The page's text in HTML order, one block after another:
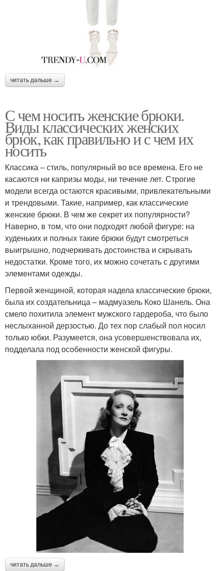
читать дальше →
С чем носить женские брюки.
Виды классических женских
брюк, как правильно и с чем их
носить
Классика – стиль, популярный во все времена. Его не
касаются ни капризы моды, ни течение лет. Строгие
модели всегда остаются красивыми, привлекательными
и трендовыми. Такие, например, как классические
женские брюки. В чем же секрет их популярности?
Наверно, в том, что они подходят любой фигуре: на
худеньких и полных такие брюки будут смотреться
выигрышно, подчеркивать достоинства и скрывать
недостатки. Кроме того, их можно сочетать с другими
элементами одежды.
Первой женщиной, которая надела классические брюки,
была их создательница – мадмуазель Коко Шанель. Она
смело похитила элемент мужского гардероба, что было
неслыханной дерзостью. До тех пор слабый пол носил
только юбки. Разумеется, она усовершенствовала их,
подделала под особенности женской фигуры.
читать дальше →